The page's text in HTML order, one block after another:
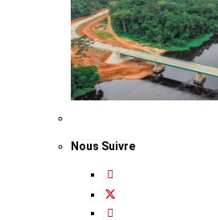
Nous Suivre